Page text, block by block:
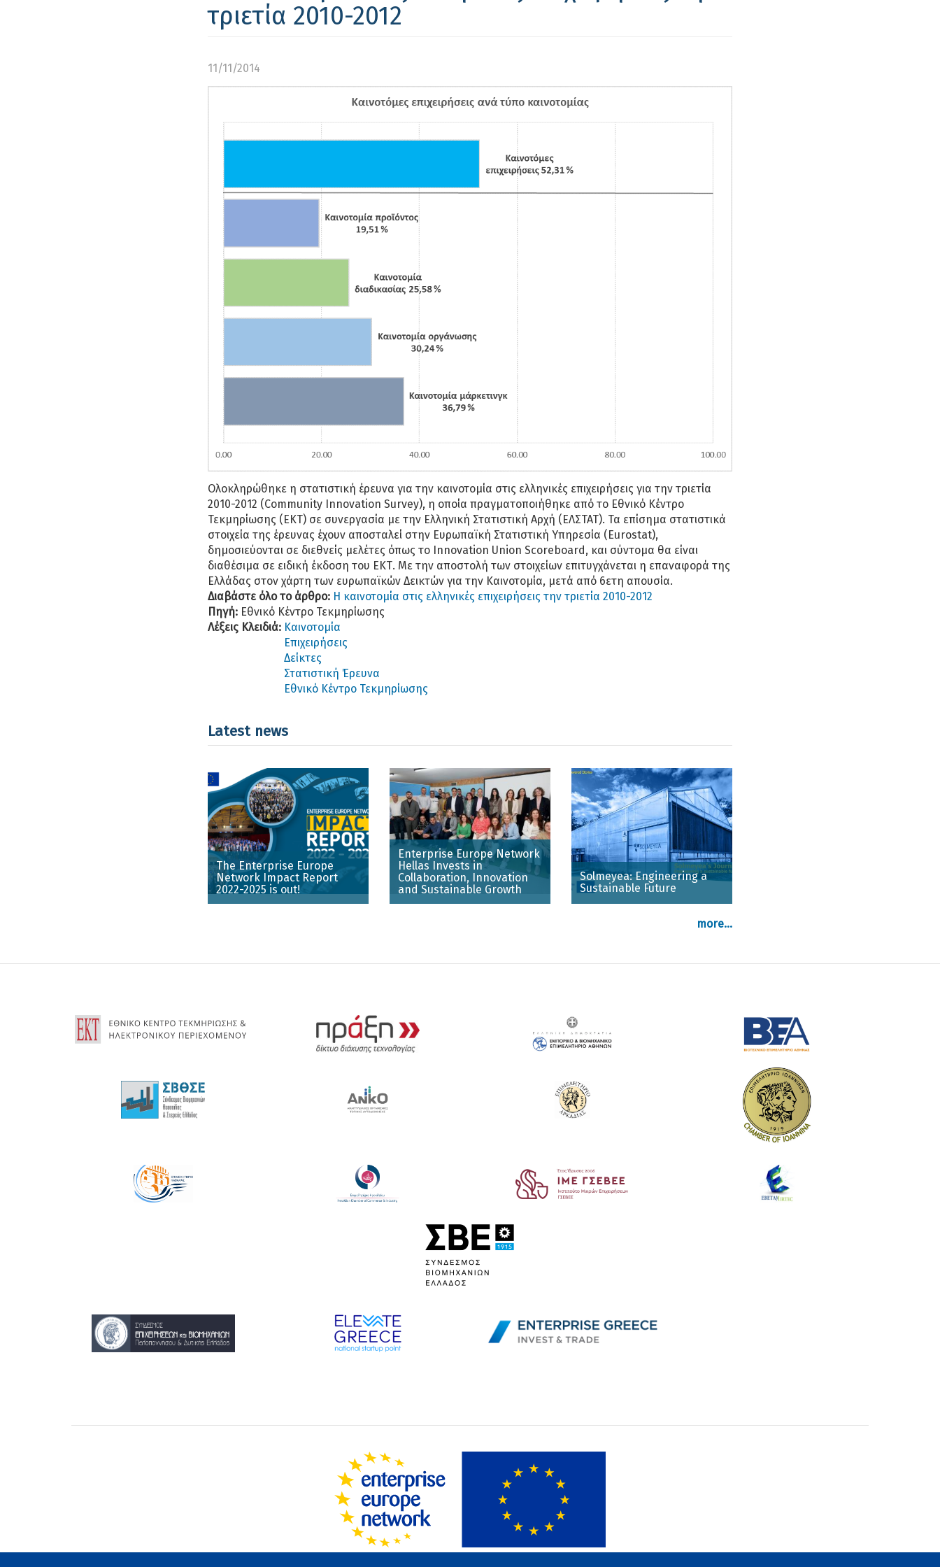
τριετία 2010-2012
11/11/2014
Ολοκληρώθηκε η στατιστική έρευνα για την καινοτομία στις ελληνικές επιχειρήσεις για την τριετία
2010-2012 (Community Innovation Survey), η οποία πραγματοποιήθηκε από το Εθνικό Κέντρο
Τεκμηρίωσης (ΕΚΤ) σε συνεργασία με την Ελληνική Στατιστική Αρχή (ΕΛΣΤΑΤ). Τα επίσημα στατιστικά
στοιχεία της έρευνας έχουν αποσταλεί στην Ευρωπαϊκή Στατιστική Υπηρεσία (Eurostat),
δημοσιεύονται σε διεθνείς μελέτες όπως το Innovation Union Scoreboard, και σύντομα θα είναι
διαθέσιμα σε ειδική έκδοση του ΕΚΤ. Με την αποστολή των στοιχείων επιτυγχάνεται η επαναφορά της
Ελλάδας στον χάρτη των ευρωπαϊκών Δεικτών για την Καινοτομία, μετά από 6ετη απουσία.
Διαβάστε όλο το άρθρο: H καινοτομία στις ελληνικές επιχειρήσεις την τριετία 2010-2012
Πηγή: Εθνικό Κέντρο Τεκμηρίωσης
Λέξεις Κλειδιά: Καινοτομία
Επιχειρήσεις
Δείκτες
Στατιστική Έρευνα
Εθνικό Κέντρο Τεκμηρίωσης
Latest news
The Enterprise Europe
Network Impact Report
2022-2025 is out!
Enterprise Europe Network
Hellas Invests in
Collaboration, Innovation
and Sustainable Growth
Solmeyea: Engineering a
Sustainable Future
more...